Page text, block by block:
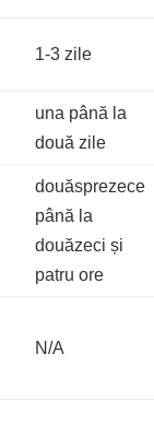
1-3 zile
una până la
două zile
douăsprezece
până la
douăzeci și
patru ore
N/A